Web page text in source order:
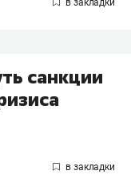
санкции